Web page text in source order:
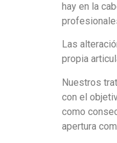
hay en la
Las
propia
Nuestros
con el
como
apertura